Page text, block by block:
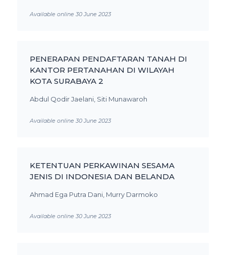
Available online 30 June 2023
PENERAPAN PENDAFTARAN TANAH DI
KANTOR PERTANAHAN DI WILAYAH
KOTA SURABAYA 2
Abdul Qodir Jaelani, Siti Munawaroh
Available online 30 June 2023
KETENTUAN PERKAWINAN SESAMA
JENIS DI INDONESIA DAN BELANDA
Ahmad Ega Putra Dani, Murry Darmoko
Available online 30 June 2023